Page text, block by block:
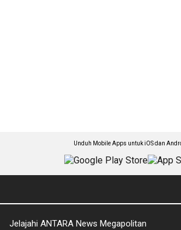
Unduh Mobile Apps untuk iOS dan
Jelajahi ANTARA News Megapolitan